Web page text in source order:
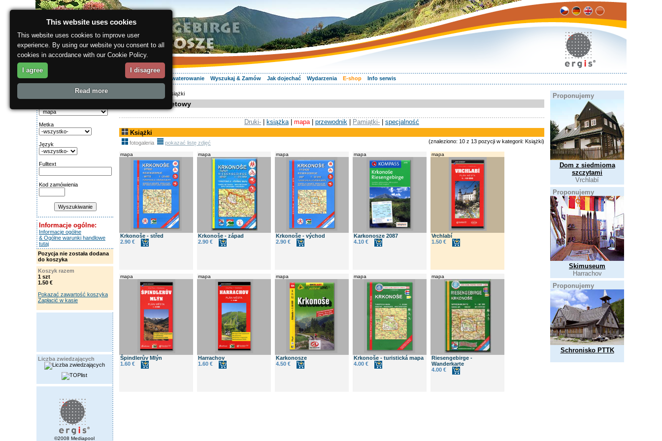
O regionie Wasz urlop Zakwaterowanie Wyszukaj & Zamów Jak dojechać Wydarzenia E-shop Info serwis
Wyszukiwanie:
Metka
Język
Fulltext
Kod zamówienia
Informacje ogólne:
Informacje ogólne
& Ogólne warunki handlowe
tutaj
Pozycja nie została dodana
do koszyka
Koszyk razem
1 szt
1.50 €
Pokazać zawartość koszyka
Zapłacić w kasie
Liczba zwiedzających
©2008 Mediapool
> Książki
Sklep internetowy
Druki- książka| mapa| przewodnik Pamiątki-
specjalność
Książki
fotogaleria pokazać listę zdjęć (znaleziono: 10 z 13 pozycji w kategorii: Książki)
mapa
Krkonoše - střed
2.90 €
mapa
Krkonoše - západ
2.90 €
mapa
Krkonoše - východ
2.90 €
mapa
Karkonosze 2087
4.10 €
mapa
Vrchlabí
1.50 €
mapa
Špindlerův Mlýn
1.60 €
mapa
Harrachov
1.60 €
mapa
Karkonosze
4.50 €
mapa
Krkonoše - turistická mapa
4.00 €
mapa
Riesengebirge -
Wanderkarte
4.00 €
Proponujemy
Dom z siedmioma
szczytami
Vrchlabí
Proponujemy
Skimuseum
Harrachov
Proponujemy
Schronisko PTTK
This website uses cookies
This website uses cookies to improve user
experience. By using our website you consent to all
cookies in accordance with our Cookie Policy.
I agree I disagree
Read more